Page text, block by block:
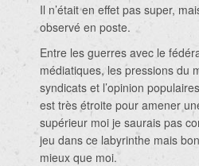
Il n’était en effet pas super,
observé en poste.
Entre les guerres avec le
médiatiques, les pressions du
syndicats et l’opinion
est très étroite pour amener
supérieur moi je saurais pas
jeu dans ce labyrinthe mais
mieux que moi.